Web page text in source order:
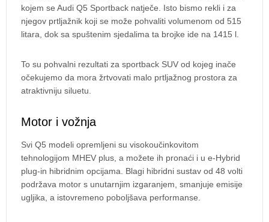
kojem se Audi Q5 Sportback natječe. Isto bismo rekli i za
njegov prtljažnik koji se može pohvaliti volumenom od 515
litara, dok sa spuštenim sjedalima ta brojke ide na 1415 l.
To su pohvalni rezultati za sportback SUV od kojeg inače
očekujemo da mora žrtvovati malo prtljažnog prostora za
atraktivniju siluetu.
Motor i vožnja
Svi Q5 modeli opremljeni su visokoučinkovitom
tehnologijom MHEV plus, a možete ih pronaći i u e-Hybrid
plug-in hibridnim opcijama. Blagi hibridni sustav od 48 volti
podržava motor s unutarnjim izgaranjem, smanjuje emisije
ugljika, a istovremeno poboljšava performanse.